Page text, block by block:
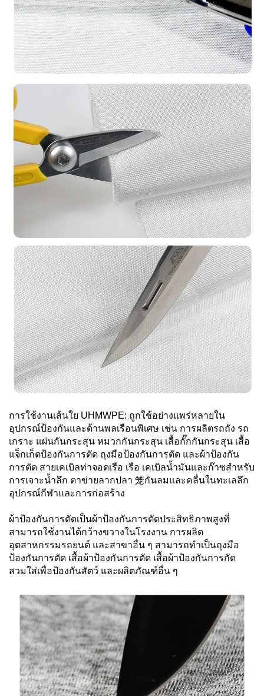
การใช้งานเส้นใย UHMWPE: ถูกใช้อย่างแพร่หลายใน
อุปกรณ์ป้องกันและด้านพลเรือนพิเศษ เช่น การผลิตรถถัง รถ
เกราะ แผ่นกันกระสุน หมวกกันกระสุน เสื้อกั๊กกันกระสุน เสื้อ
แจ็กเก็ตป้องกันการตัด ถุงมือป้องกันการตัด และผ้าป้องกัน
การตัด สายเคเบิลท่าจอดเรือ เรือ เคเบิลน้ำมันและก๊าซสำหรับ
การเจาะน้ำลึก ตาข่ายลากปลา 笼กันลมและคลื่นในทะเลลึก
อุปกรณ์กีฬาและการก่อสร้าง
ผ้าป้องกันการตัดเป็นผ้าป้องกันการตัดประสิทธิภาพสูงที่
สามารถใช้งานได้กว้างขวางในโรงงาน การผลิต
อุตสาหกรรมรถยนต์ และสาขาอื่น ๆ สามารถทำเป็นถุงมือ
ป้องกันการตัด เสื้อผ้าป้องกันการตัด เสื้อผ้าป้องกันการกัด
สวมใส่เพื่อป้องกันสัตว์ และผลิตภัณฑ์อื่น ๆ